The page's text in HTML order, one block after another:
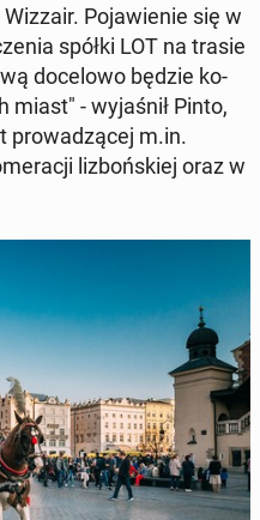
Po­ja­wie­nie się w
spółki LOT na trasie
do­ce­lo­wo będzie ko­
miast" - wy­ja­śnił Pinto,
pro­wa­dzą­cej m.in.
li­zboń­skiej oraz w